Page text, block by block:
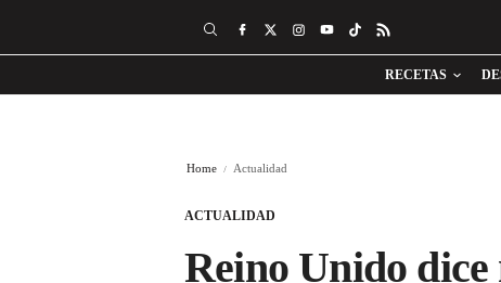
RECETAS
Home Actualidad
ACTUALIDAD
Reino Unido